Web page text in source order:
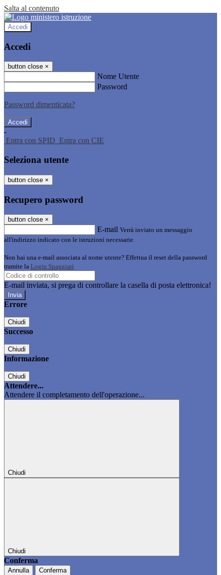
Salta al contenuto
Accedi
Accedi
button close ×
Nome Utente
Password
Password dimenticata?
-
Entra con SPID Entra con CIE
Seleziona utente
button close ×
Recupero password
button close ×
E-mail Verrà inviato un messaggio
all'indirizzo indicato con le istruzioni necessarie.
Non hai una e-mail associata al nome utente? Effettua il reset della password
tramite la Login Spaggiari
E-mail inviata, si prega di controllare la casella di posta elettronica!
Errore
Chiudi
Successo
Chiudi
Informazione
Chiudi
Attendere...
Attendere il completamento dell'operazione...
Chiudi
Chiudi
Conferma
Annulla Conferma